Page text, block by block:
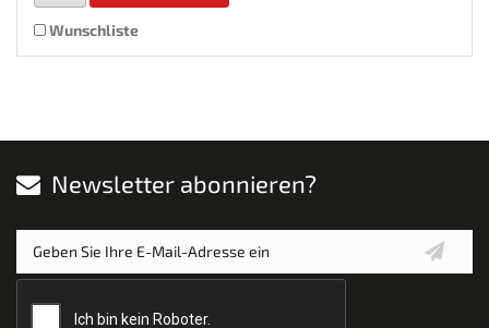
Wunschliste
Newsletter abonnieren?